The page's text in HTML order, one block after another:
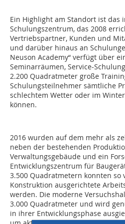
Ein Highlight am Standort ist das
Schulungszentrum, das 2008
Vertriebspartner, Kunden und
und darüber hinaus an
Neuson Academy“ verfügt über
Seminarräumen, Service-
2.200 Quadratmeter große
Schulungsteilnehmer sämtliche
schlechtem Wetter oder im
können.
2016 wurden auf dem mehr als
neben der bestehenden
Verwaltungsgebäude und ein
Entwicklungszentrum für
3.500 Quadratmetern konnten so
Konstruktion ausgerichtete
werden. Die moderne
3.000 Quadratmeter und wird
in ihrer Entwicklungsphase